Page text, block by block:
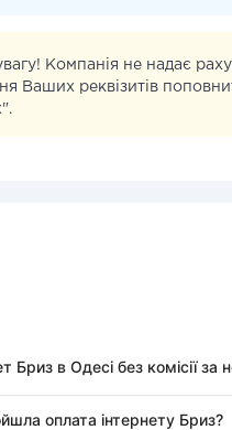
Компанія не надає
Ваших реквізитів
Бриз в Одесі без комісії
оплата інтернету Бриз?